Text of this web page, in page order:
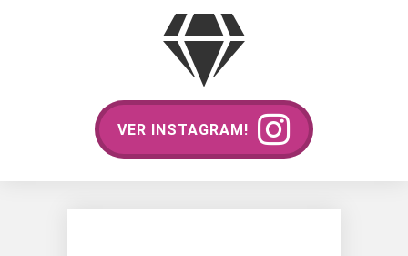
VER INSTAGRAM!